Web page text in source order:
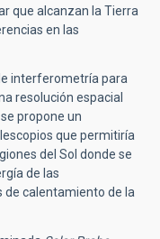
que alcanzan la Tierra
en las
interferometría para
resolución espacial
propone un
que permitiría
del Sol donde se
de las
de calentamiento de la